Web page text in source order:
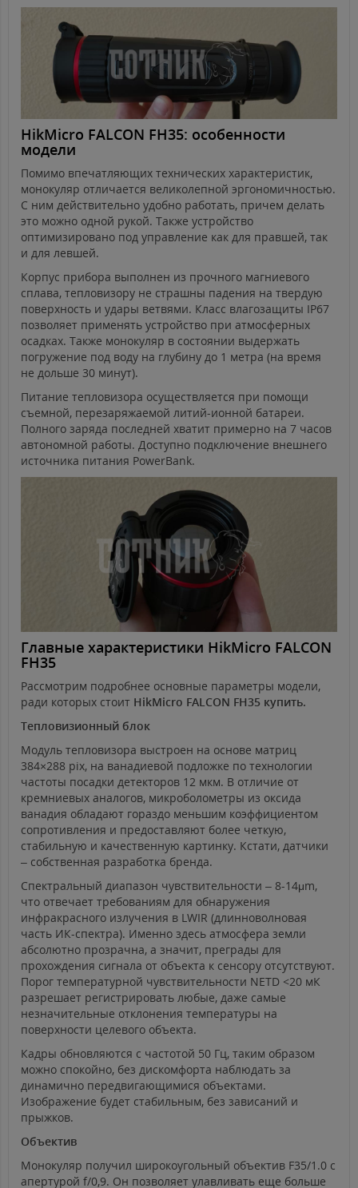
HikMicro FALCON FH35: особенности
модели
Помимо впечатляющих технических характеристик,
монокуляр отличается великолепной эргономичностью.
С ним действительно удобно работать, причем делать
это можно одной рукой. Также устройство
оптимизировано под управление как для правшей, так
и для левшей.
Корпус прибора выполнен из прочного магниевого
сплава, тепловизору не страшны падения на твердую
поверхность и удары ветвями. Класс влагозащиты IP67
позволяет применять устройство при атмосферных
осадках. Также монокуляр в состоянии выдержать
погружение под воду на глубину до 1 метра (на время
не дольше 30 минут).
Питание тепловизора осуществляется при помощи
съемной, перезаряжаемой литий-ионной батареи.
Полного заряда последней хватит примерно на 7 часов
автономной работы. Доступно подключение внешнего
источника питания PowerBank.
Главные характеристики HikMicro FALCON
FH35
Рассмотрим подробнее основные параметры модели,
ради которых стоит HikMicro FALCON FH35 купить.
Тепловизионный блок
Модуль тепловизора выстроен на основе матриц
384×288 pix, на ванадиевой подложке по технологии
частоты посадки детекторов 12 мкм. В отличие от
кремниевых аналогов, микроболометры из оксида
ванадия обладают гораздо меньшим коэффициентом
сопротивления и предоставляют более четкую,
стабильную и качественную картинку. Кстати, датчики
– собственная разработка бренда.
Спектральный диапазон чувствительности – 8-14μm,
что отвечает требованиям для обнаружения
инфракрасного излучения в LWIR (длинноволновая
часть ИК-спектра). Именно здесь атмосфера земли
абсолютно прозрачна, а значит, преграды для
прохождения сигнала от объекта к сенсору отсутствуют.
Порог температурной чувствительности NETD <20 мК
разрешает регистрировать любые, даже самые
незначительные отклонения температуры на
поверхности целевого объекта.
Кадры обновляются с частотой 50 Гц, таким образом
можно спокойно, без дискомфорта наблюдать за
динамично передвигающимися объектами.
Изображение будет стабильным, без зависаний и
прыжков.
Объектив
Монокуляр получил широкоугольный объектив F35/1.0 с
апертурой f/0,9. Он позволяет улавливать еще больше